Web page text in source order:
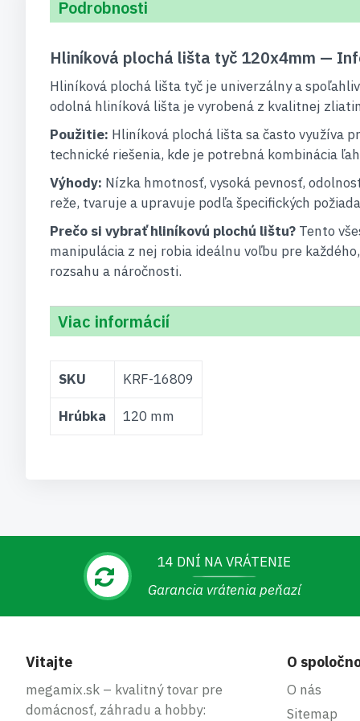
Podrobnosti
Hliníková plochá lišta tyč 120x4mm —
Hliníková plochá lišta tyč je univerzálny a
odolná hliníková lišta je vyrobená z kvalitnej
Použitie: Hliníková plochá lišta sa často využíva
technické riešenia, kde je potrebná kombinácia
Výhody: Nízka hmotnosť, vysoká pevnosť,
reže, tvaruje a upravuje podľa špecifických
Prečo si vybrať hliníkovú plochú lištu? Tento
manipulácia z nej robia ideálnu voľbu pre
rozsahu a náročnosti.
Viac informácií
informácií
SKU KRF-16809
Hrúbka 120 mm
14 DNÍ NA VRÁTENIE
Garancia vrátenia peňazí
Vitajte
megamix.sk – kvalitný tovar pre
domácnosť, záhradu a hobby:
O
O nás
Sitemap